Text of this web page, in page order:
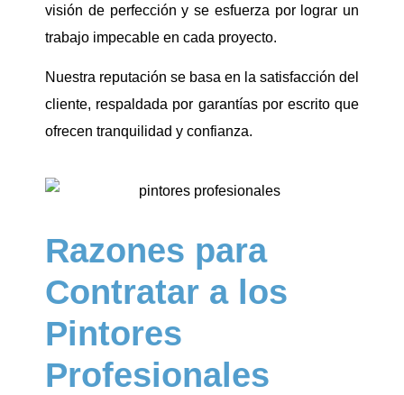
visión de perfección y se esfuerza por lograr un
trabajo impecable en cada proyecto.
Nuestra reputación se basa en la satisfacción del
cliente, respaldada por garantías por escrito que
ofrecen tranquilidad y confianza.
Razones para
Contratar a los
Pintores
Profesionales